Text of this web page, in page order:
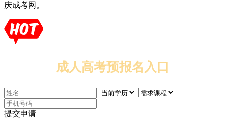
庆成考网。
成人高考预报名入口
提交申请